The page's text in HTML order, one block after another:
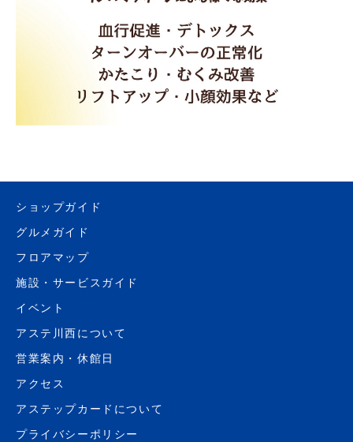
ショップガイド
グルメガイド
フロアマップ
施設・サービスガイド
イベント
アステ川西について
営業案内・休館日
アクセス
アステップカードについて
プライバシーポリシー